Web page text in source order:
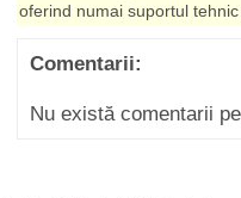
oferind numai suportul
Comentarii:
Nu există comentarii